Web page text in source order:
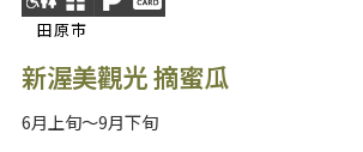
田原市
新渥美觀光 摘蜜瓜
6月上旬～9月下旬